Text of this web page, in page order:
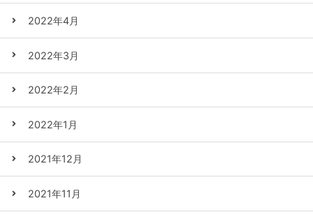
2022年4月
2022年3月
2022年2月
2022年1月
2021年12月
2021年11月